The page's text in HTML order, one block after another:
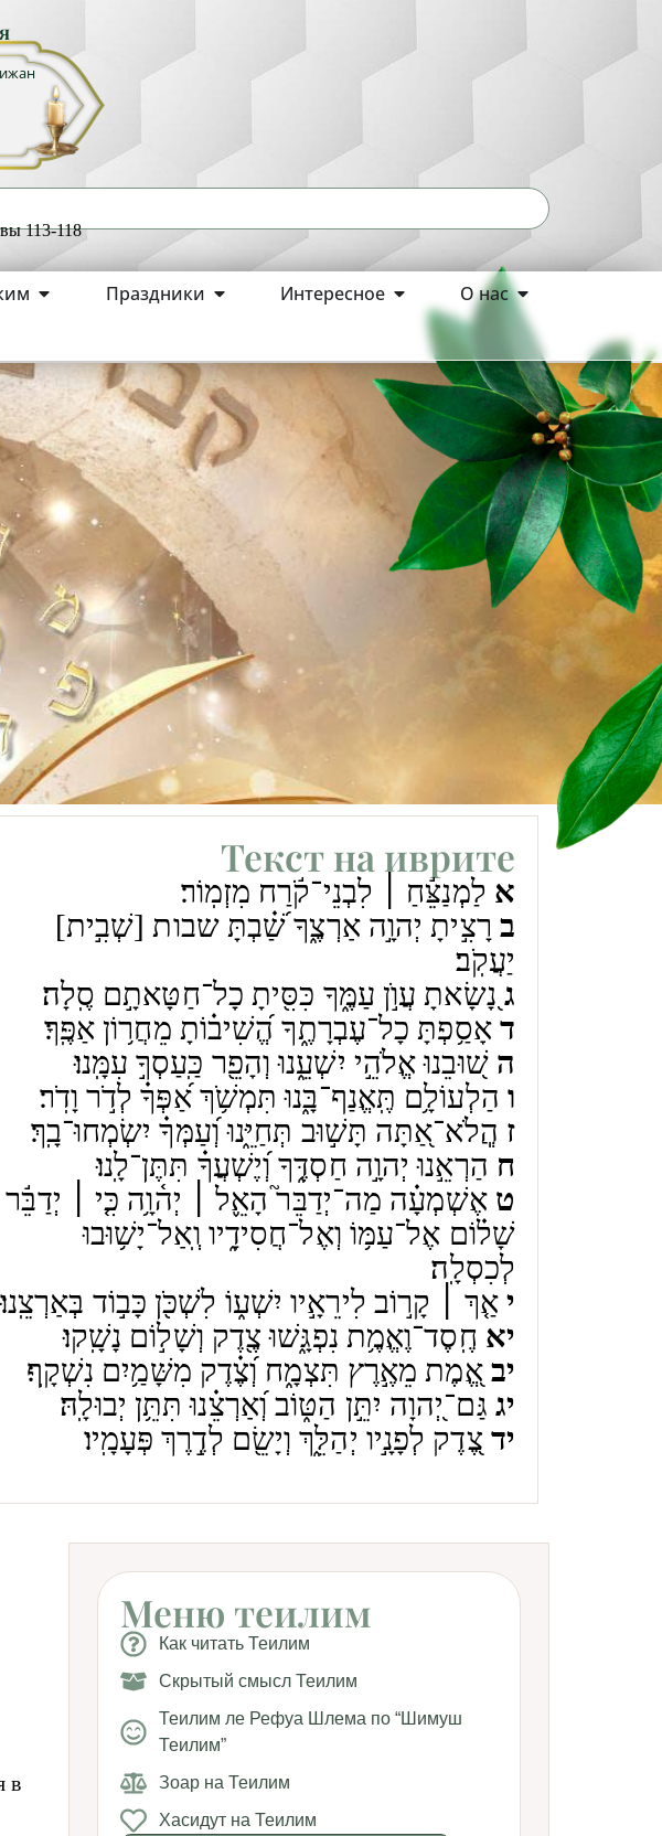
113-118
Праздники Интересное
О нас
Текст на иврите
א לַמְנַצֵּ֬חַ ׀ לִבְנֵי־קֹ֬רַח מִזְמֽוֹר׃
ב רָצִ֣יתָ יְהוָ֣ה אַרְצֶ֑ךָ שַׁ֝֗בְתָּ שבות [שְׁבִ֣ית]
יַעֲקֹֽב׃
ג נָ֭שָׂאתָ עֲוֺ֣ן עַמֶּ֑ךָ כִּסִּ֖יתָ כָל־חַטָּאתָ֣ם סֶֽלָה׃
ד אָסַ֥פְתָּ כָל־עֶבְרָתֶ֑ךָ הֱ֝שִׁיב֗וֹתָ מֵחֲר֥וֹן אַפֶּֽךָ׃
ה שׁ֭וּבֵנוּ אֱלֹהֵ֣י יִשְׁעֵ֑נוּ וְהָפֵ֖ר כַּֽעַסְךָ֣ עִמָּֽנוּ׃
ו הַלְעוֹלָ֥ם תֶּֽאֱנַף־בָּ֑נוּ תִּמְשֹׁ֥ךְ אַ֝פְּךָ֗ לְדֹ֣ר וָדֹֽר׃
ז הֲֽלֹא־אַ֭תָּה תָּשׁ֣וּב תְּחַיֵּ֑נוּ וְ֝עַמְּךָ֗ יִשְׂמְחוּ־בָֽךְ׃
ח הַרְאֵ֣נוּ יְהוָ֣ה חַסְדֶּ֑ךָ וְ֝יֶשְׁעֲךָ֗ תִּתֶּן־לָֽנוּ׃
ט אֶשְׁמְעָ֗ה מַה־יְדַבֵּר֮ הָאֵ֪ל ׀ יְה֫וָ֥ה כִּ֤י ׀ יְדַבֵּ֬ר
שָׁל֗וֹם אֶל־עַמּ֥וֹ וְאֶל־חֲסִידָ֑יו וְֽאַל־יָשׁ֥וּבוּ
לְכִסְלָֽה׃
י אַ֤ךְ ׀ קָר֣וֹב לִירֵאָ֣יו יִשְׁע֑וֹ לִשְׁכֹּ֖ן כָּב֣וֹד בְּאַרְצֵֽנוּ׃
יא חֶֽסֶד־וֶאֱמֶ֥ת נִפְגָּ֑שׁוּ צֶ֖דֶק וְשָׁל֣וֹם נָשָֽׁקוּ׃
יב אֱ֭מֶת מֵאֶ֣רֶץ תִּצְמָ֑ח וְ֝צֶ֗דֶק מִשָּׁמַ֥יִם נִשְׁקָֽף׃
יג גַּם־יְ֭הוָה יִתֵּ֣ן הַטּ֑וֹב וְ֝אַרְצֵ֗נוּ תִּתֵּ֥ן יְבוּלָֽהּ׃
יד צֶ֭דֶק לְפָנָ֣יו יְהַלֵּ֑ךְ וְיָשֵׂ֖ם לְדֶ֣רֶךְ פְּעָמָֽיו׃
в
Меню теилим
Как читать Теилим
Скрытый смысл Теилим
Теилим ле Рефуа Шлема по “Шимуш
Теилим”
Зоар на Теилим
Хасидут на Теилим